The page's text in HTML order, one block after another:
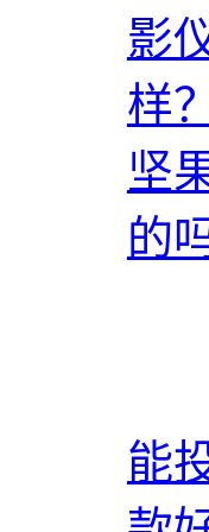
影
样
坚
的
能